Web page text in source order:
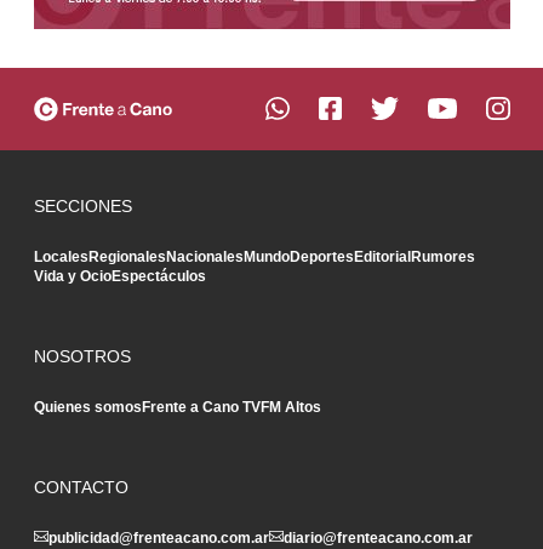
SECCIONES
LocalesRegionalesNacionalesMundoDeportesEditorialRumores
Vida y OcioEspectáculos
NOSOTROS
Quienes somosFrente a Cano TVFM Altos
CONTACTO
publicidad@frenteacano.com.ar
diario@frenteacano.com.ar